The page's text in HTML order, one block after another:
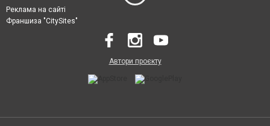
Реклама на сайті
Франшиза "CitySites"
Автори проєкту